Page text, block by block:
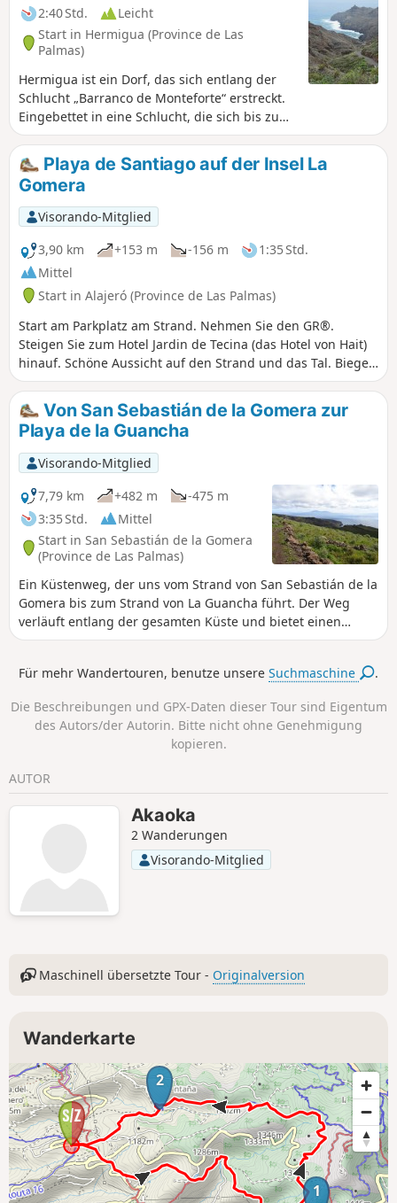
2:40 Std.
Leicht
Start in Hermigua (Province de Las
Palmas)
Hermigua ist ein Dorf, das sich entlang der
Schlucht „Barranco de Monteforte“ erstreckt.
Eingebettet in eine Schlucht, die sich bis zum
Horizont erstreckt, endet es am Strand von
Santa Catalina. Unsere Wanderung führt uns
vom Strand von Santa Catalina zum Strand
von La Caleta.
Playa de Santiago auf der Insel La
Gomera
Visorando-Mitglied
3,90 km
+153 m -156 m
1:35 Std.
Mittel
Start in Alajeró (Province de Las Palmas)
Start am Parkplatz am Strand. Nehmen Sie den GR®.
Steigen Sie zum Hotel Jardin de Tecina (das Hotel von Hait)
hinauf. Schöne Aussicht auf den Strand und das Tal. Biegen
Sie rechts ab, um am Golfplatz entlang zu gehen. Gehen Sie
hinunter bis zur Kreuzung mit den beiden GR-Symbolen.
Nehmen Sie den wunderschönen Panoramaweg, der
entlang der Klippe zurückführt. Natürlich können Sie auch
weiter zum Strand von Tapahuga gehen. Gehen Sie zum
Gebäude von Fred Olsen und biegen Sie links ab, entlang
des Bananenfeldes. Nun sind Sie wieder am Golf angelangt.
Von San Sebastián de la Gomera zur
Playa de la Guancha
Visorando-Mitglied
7,79 km
+482 m
-475 m
3:35 Std.
Mittel
Start in San Sebastián de la Gomera
(Province de Las Palmas)
Ein Küstenweg, der uns vom Strand von San Sebastián de la
Gomera bis zum Strand von La Guancha führt. Der Weg
verläuft entlang der gesamten Küste und bietet einen
wunderschönen Blick auf San Sebastián sowie auf Teneriffa
Für mehr Wandertouren, benutze unsereSuchmaschine .
Die Beschreibungen und GPX-Daten dieser Tour sind Eigentum
des Autors/der Autorin. Bitte nicht ohne Genehmigung
kopieren.
AUTOR
Akaoka
2 Wanderungen
Visorando-Mitglied
Maschinell übersetzte Tour - Originalversion
Wanderkarte
1
2